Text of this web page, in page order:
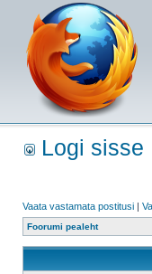
Logi sisse
Vaata vastamata postitusi |
Foorumi pealeht